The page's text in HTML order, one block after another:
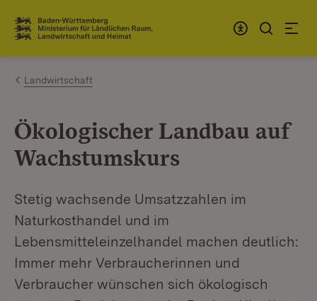
Zum Inhalt springen
Link zur Startseite
Landwirtschaft
Ökologischer Landbau auf
Wachstumskurs
Stetig wachsende Umsatzzahlen im
Naturkosthandel und im
Lebensmitteleinzelhandel machen deutlich:
Immer mehr Verbraucherinnen und
Verbraucher wünschen sich ökologisch